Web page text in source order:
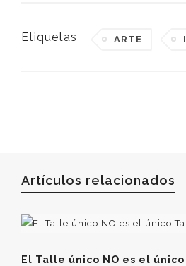
Etiquetas ARTE
Artículos relacionados
El Talle único NO es el